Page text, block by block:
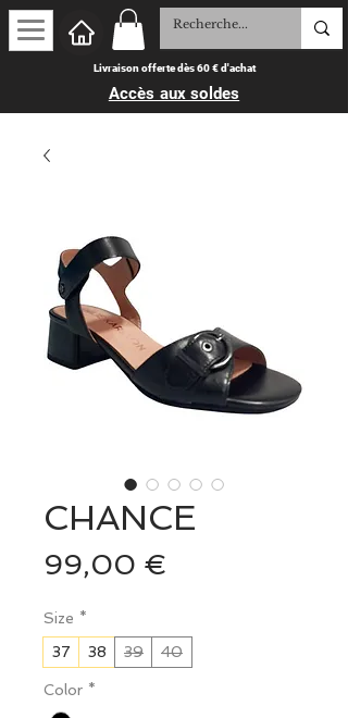
Livraison offerte dès 60 € d'achat
Accès aux soldes
CHANCE
99,00 €
Size *
37
38 39 40
Color *